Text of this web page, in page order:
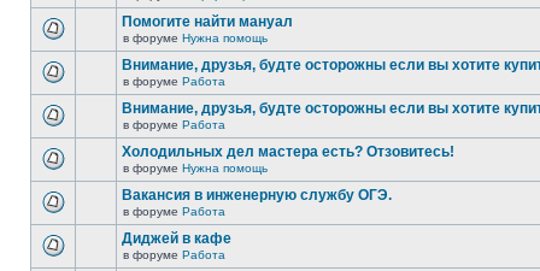
Помогите найти мануал
в форуме Нужна помощь
Внимание, друзья, будте осторожны если вы хотите
в форуме Работа
Внимание, друзья, будте осторожны если вы хотите
в форуме Работа
Холодильных дел мастера есть? Отзовитесь!
в форуме Нужна помощь
Вакансия в инженерную службу ОГЭ.
в форуме Работа
Диджей в кафе
в форуме Работа